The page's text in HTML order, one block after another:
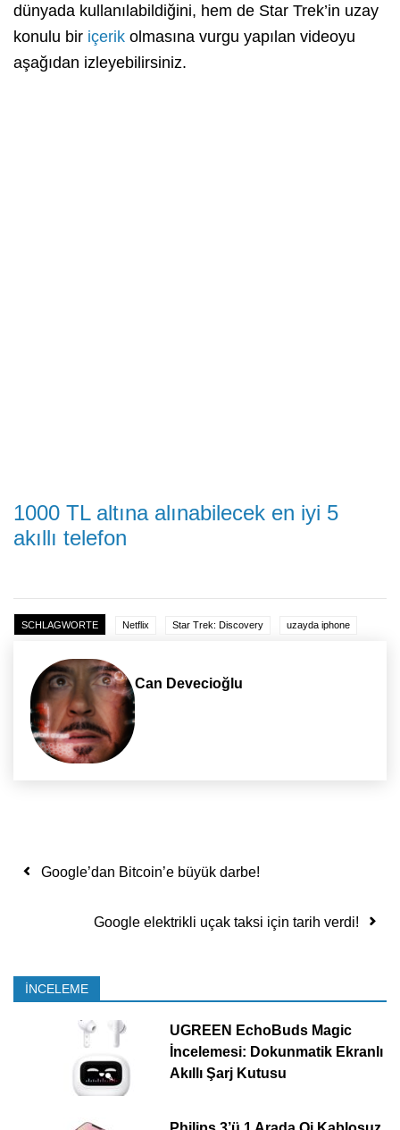
dünyada kullanılabildiğini, hem de Star Trek’in uzay
konulu bir içerik olmasına vurgu yapılan videoyu
aşağıdan izleyebilirsiniz.
1000 TL altına alınabilecek en iyi 5
akıllı telefon
SCHLAGWORTE Netflix Star Trek: Discovery uzayda iphone
Can Devecioğlu
Yazı dolaşımı
Google’dan Bitcoin’e büyük darbe!
Google elektrikli uçak taksi için tarih verdi!
İNCELEME
UGREEN EchoBuds Magic
İncelemesi: Dokunmatik Ekranlı
Akıllı Şarj Kutusu